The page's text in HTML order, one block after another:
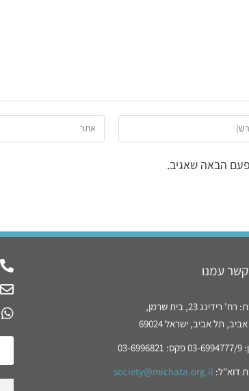
הבאה שאגיב.
קשר עמנו
רידינג 23, בית שרמן,
תל אביב, ישראל 69024
דוא"ל: society@michata.org.il